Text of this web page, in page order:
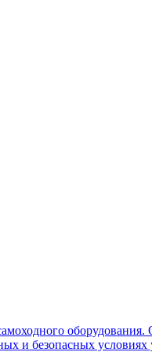
и безопасных условиях